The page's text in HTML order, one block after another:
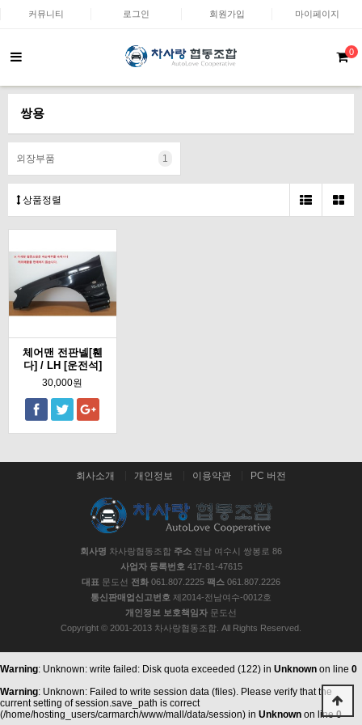
커뮤니티 로그인 회원가입 마이페이지
0
쌍용
외장부품 1
상품정렬
체어맨 전판넬[휀
다] / LH [운전석]
30,000원
회사소개 개인정보 이용약관 PC 버전
회사명 차사랑협동조합 주소 전남 여수시 쌍봉로 86
사업자 등록번호 417-81-47615
대표 문도선 전화 061.807.2225 팩스 061.807.2226
통신판매업신고번호 제2014-전남여수-0012호
개인정보 보호책임자 문도선
Copyright © 2001-2013 차사랑협동조합. All Rights Reserved.
Warning: Unknown: write failed: Disk quota exceeded (122) in Unknown on line 0
Warning: Unknown: Failed to write session data (files). Please verify that the
current setting of session.save_path is correct
(/home/hosting_users/carmarch/www/mall/data/session) in Unknown on line0